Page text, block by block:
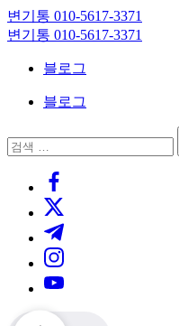
Skip
to
content
변기통 010-5617-3371
변
대
기
변기통 010-5617-3371
크
대
블로그
블로그
닫
기
검
https://
https://twitter.com/
https://t.me/
https://
https://youtube.com/